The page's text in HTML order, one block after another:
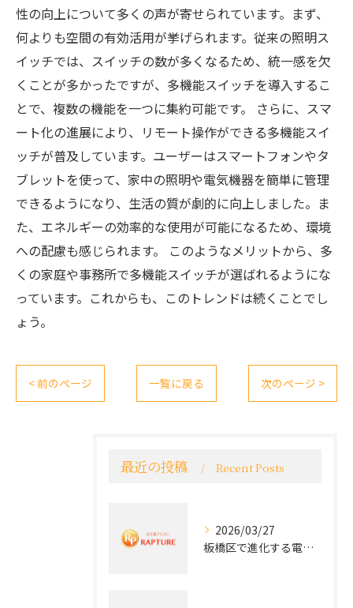
性の向上について多くの声が寄せられています。まず、
何よりも空間の有効活用が挙げられます。従来の照明ス
イッチでは、スイッチの数が多くなるため、統一感を欠
くことが多かったですが、多機能スイッチを導入するこ
とで、複数の機能を一つに集約可能です。 さらに、スマ
ート化の進展により、リモート操作ができる多機能スイ
ッチが普及しています。ユーザーはスマートフォンやタ
ブレットを使って、家中の照明や電気機器を簡単に管理
できるようになり、生活の質が劇的に向上しました。ま
た、エネルギーの効率的な使用が可能になるため、環境
への配慮も感じられます。 このようなメリットから、多
くの家庭や事務所で多機能スイッチが選ばれるようにな
っています。これからも、このトレンドは続くことでし
ょう。
< 前のページ 一覧に戻る 次のページ >
最近の投稿 Recent Posts
2026/03/27
板橋区で進化する電気工事と最新コンセント交換技術